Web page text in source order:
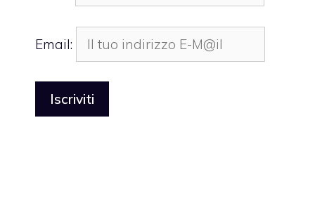
Email: